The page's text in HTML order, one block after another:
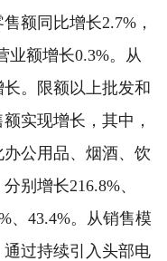
额同比增长2.7%，
业额增长0.3%。从
。限额以上批发和
实现增长，其中，
公用品、烟酒、饮
别增长216.8%、
、43.4%。从销售模
过持续引入头部电